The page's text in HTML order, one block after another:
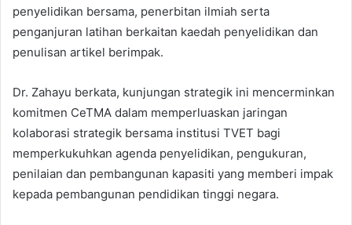
penyelidikan bersama, penerbitan ilmiah serta
penganjuran latihan berkaitan kaedah penyelidikan dan
penulisan artikel berimpak.
Dr. Zahayu berkata, kunjungan strategik ini mencerminkan
komitmen CeTMA dalam memperluaskan jaringan
kolaborasi strategik bersama institusi TVET bagi
memperkukuhkan agenda penyelidikan, pengukuran,
penilaian dan pembangunan kapasiti yang memberi impak
kepada pembangunan pendidikan tinggi negara.